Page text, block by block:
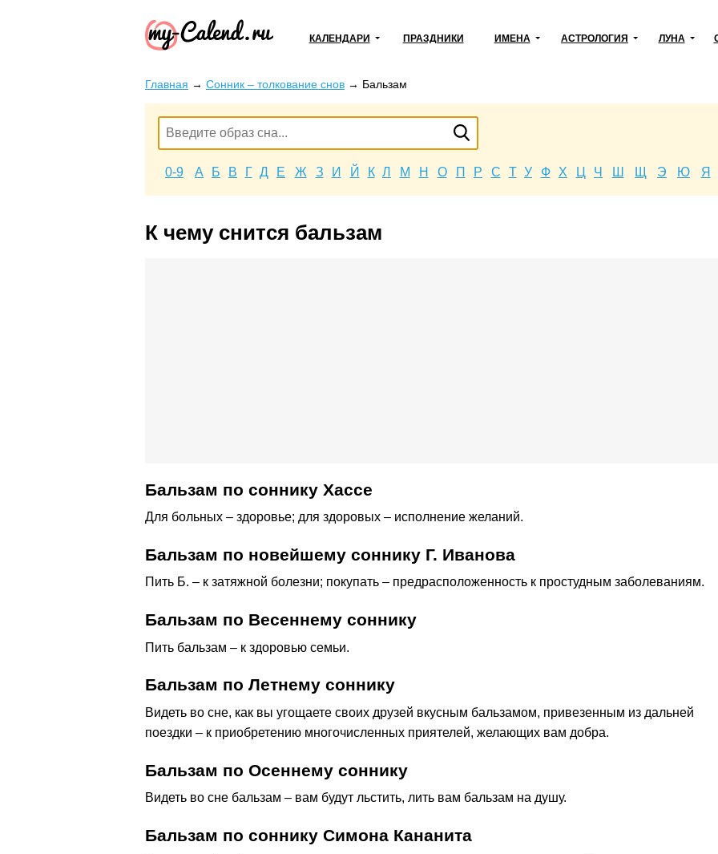
КАЛЕНДАРИ ПРАЗДНИКИ ИМЕНА АСТРОЛОГИЯ ЛУНА
Главная → Сонник – толкование снов → Бальзам
0-9 А Б В Г Д Е Ж З И Й К Л М Н О П Р С Т У Ф Х Ц Ч Ш Щ Э Ю Я
К чему снится бальзам
Бальзам по соннику Хассе
Для больных – здоровье; для здоровых – исполнение желаний.
Бальзам по новейшему соннику Г. Иванова
Пить Б. – к затяжной болезни; покупать – предрасположенность к простудным заболеваниям.
Бальзам по Весеннему соннику
Пить бальзам – к здоровью семьи.
Бальзам по Летнему соннику
Видеть во сне, как вы угощаете своих друзей вкусным бальзамом, привезенным из дальней
поездки – к приобретению многочисленных приятелей, желающих вам добра.
Бальзам по Осеннему соннику
Видеть во сне бальзам – вам будут льстить, лить вам бальзам на душу.
Бальзам по соннику Симона Кананита